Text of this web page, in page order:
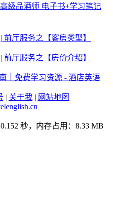
级品酒师 电子书+学习笔记
前厅服务之【客房类型】
前厅服务之【房价介绍】
｜免费学习资源 - 酒店英语
| 关于我 | 网站地图
秒，内存占用：8.33 MB